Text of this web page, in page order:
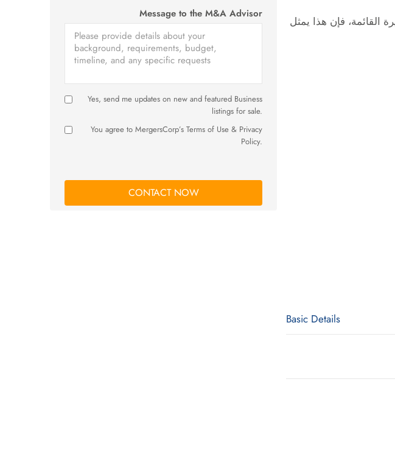
القائمة، فإن هذا يمثل
Basic Details
Message to the M&A Advisor
Yes, send me updates on new and featured Business
listings for sale.
You agree to MergersCorp’s Terms of Use & Privacy
Policy.